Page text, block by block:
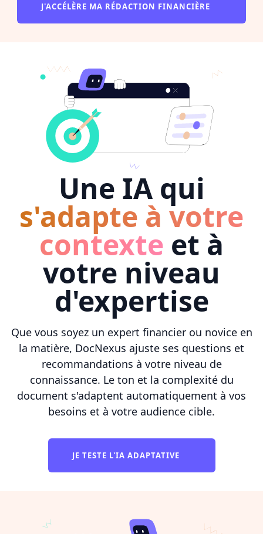
J'ACCÉLÈRE MA RÉDACTION FINANCIÈRE
Une IA qui
s'adapte à votre
contexte et à
votre niveau
d'expertise
Que vous soyez un expert financier ou novice en
la matière, DocNexus ajuste ses questions et
recommandations à votre niveau de
connaissance. Le ton et la complexité du
document s'adaptent automatiquement à vos
besoins et à votre audience cible.
JE TESTE L'IA ADAPTATIVE